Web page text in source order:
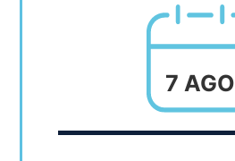
7 AGO